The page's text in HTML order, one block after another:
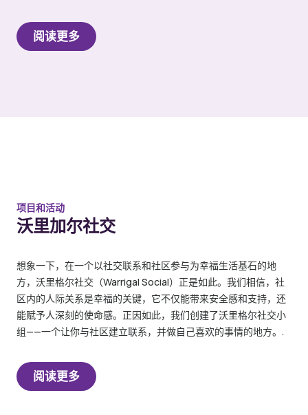
阅读更多
项目和活动
沃里加尔社交
想象一下，在一个以社交联系和社区参与为幸福生活基石的地
方，沃里格尔社交（Warrigal Social）正是如此。我们相信，社
区内的人际关系是幸福的关键，它不仅能带来安全感和支持，还
能赋予人深刻的使命感。正因如此，我们创建了沃里格尔社交小
组——一个让你与社区建立联系，并做自己喜欢的事情的地方。.
阅读更多